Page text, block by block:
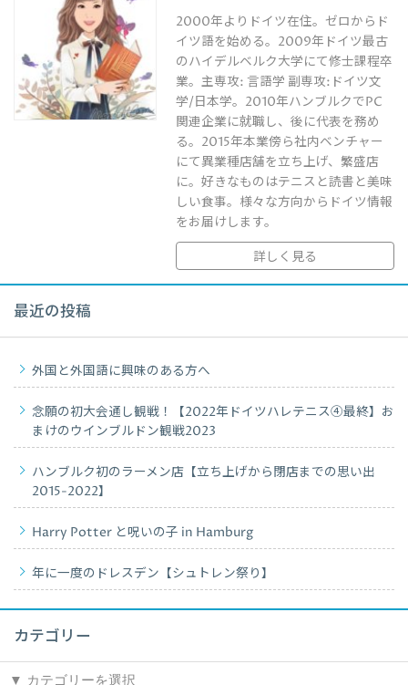
2000年よりドイツ在住。ゼロからド
イツ語を始める。2009年ドイツ最古
のハイデルベルク大学にて修士課程卒
業。主専攻: 言語学 副専攻:ドイツ文
学/日本学。2010年ハンブルクでPC
関連企業に就職し、後に代表を務め
る。2015年本業傍ら社内ベンチャー
にて異業種店舗を立ち上げ、繁盛店
に。好きなものはテニスと読書と美味
しい食事。様々な方向からドイツ情報
をお届けします。
詳しく見る
最近の投稿
外国と外国語に興味のある方へ
念願の初大会通し観戦！【2022年ドイツハレテニス④最終】お
まけのウインブルドン観戦2023
ハンブルク初のラーメン店【立ち上げから閉店までの思い出
2015-2022】
Harry Potter と呪いの子 in Hamburg
年に一度のドレスデン【シュトレン祭り】
カテゴリー
カ